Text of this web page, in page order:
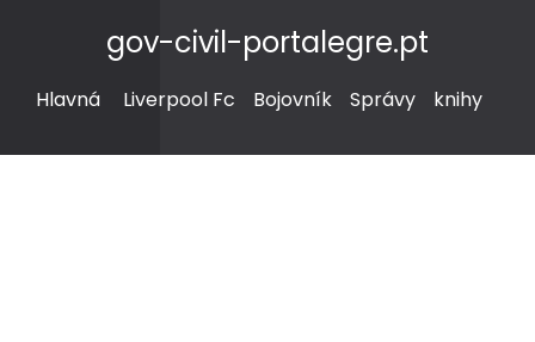
gov-civil-portalegre.pt
Hlavná Liverpool Fc Bojovník Správy knihy